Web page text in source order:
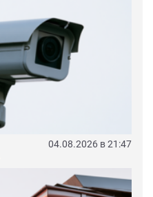
04.08.2026 в 21:47